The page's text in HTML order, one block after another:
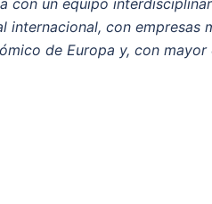
internacional, con empresas
de Europa y, con mayor